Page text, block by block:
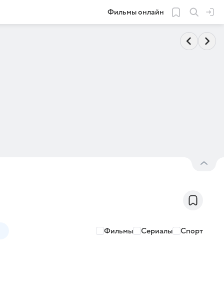
Фильмы онлайн
Фильмы Сериалы Спорт